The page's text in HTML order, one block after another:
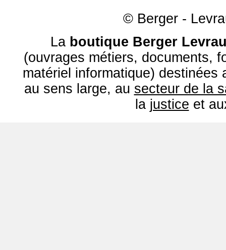
© Berger -
La boutique Berger
(ouvrages métiers, documents,
matériel informatique) destinées
au sens large, au secteur de la
la justice et